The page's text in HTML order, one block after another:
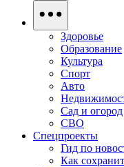
Здоровье
Образование
Культура
Спорт
Авто
Сад и огород
СВО
Спецпроекты
Гид по
Как